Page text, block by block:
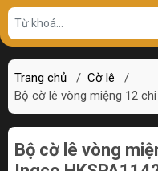
Trang chủ / Cờ lê
/
Bộ cờ lê vòng miệng 12
Giá bán
Bộ cờ lê vòng